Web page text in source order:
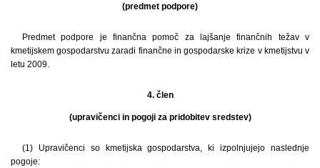
(predmet podpore)
Predmet podpore je finančna pomoč za lajšanje finančnih težav v
kmetijskem gospodarstvu zaradi finančne in gospodarske krize v kmetijstvu v
letu 2009.
4. člen
(upravičenci in pogoji za pridobitev sredstev)
(1) Upravičenci so kmetijska gospodarstva, ki izpolnjujejo naslednje
pogoje: